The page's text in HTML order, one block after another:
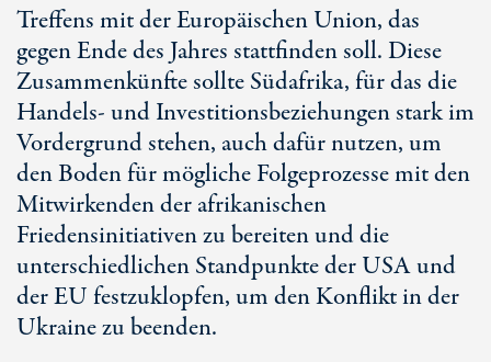
Treffens mit der Europäischen Union, das
gegen Ende des Jahres stattfinden soll. Diese
Zusammenkünfte sollte Südafrika, für das die
Handels- und Investitionsbeziehungen stark im
Vordergrund stehen, auch dafür nutzen, um
den Boden für mögliche Folgeprozesse mit den
Mitwirkenden der afrikanischen
Friedensinitiativen zu bereiten und die
unterschiedlichen Standpunkte der USA und
der EU festzuklopfen, um den Konflikt in der
Ukraine zu beenden.